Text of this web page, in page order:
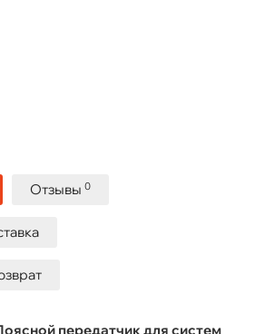
Отзывы 0
передатчик для систем